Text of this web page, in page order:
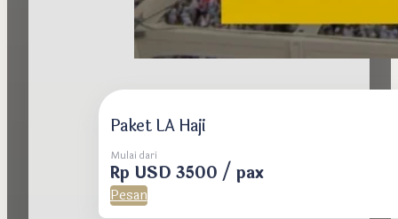
Paket LA Haji
Mulai dari
Rp USD 3500 / pax
Pesan